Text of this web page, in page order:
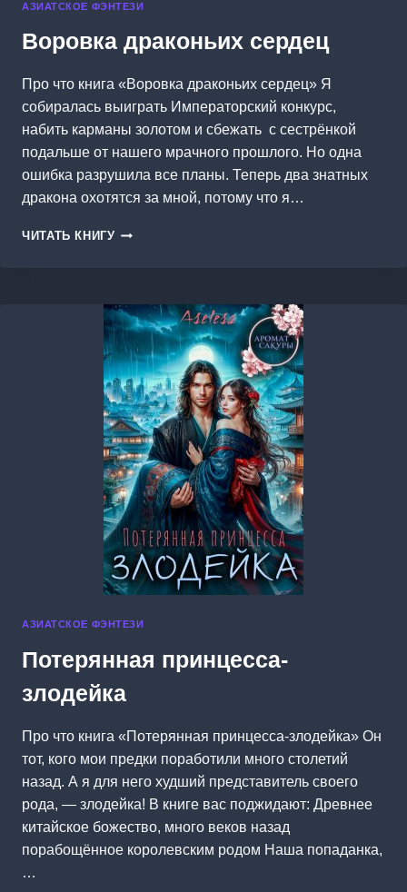
АЗИАТСКОЕ ФЭНТЕЗИ
Воровка драконьих сердец
Про что книга «Воровка драконьих сердец» Я
собиралась выиграть Императорский конкурс,
набить карманы золотом и сбежать с сестрёнкой
подальше от нашего мрачного прошлого. Но одна
ошибка разрушила все планы. Теперь два знатных
дракона охотятся за мной, потому что я…
ЧИТАТЬ КНИГУ ВОРОВКА
АЗИАТСКОЕ ФЭНТЕЗИ
Потерянная принцесса-
злодейка
Про что книга «Потерянная принцесса-злодейка» Он
тот, кого мои предки поработили много столетий
назад. А я для него худший представитель своего
рода, — злодейка! В книге вас поджидают: Древнее
китайское божество, много веков назад
порабощённое королевским родом Наша попаданка,
…